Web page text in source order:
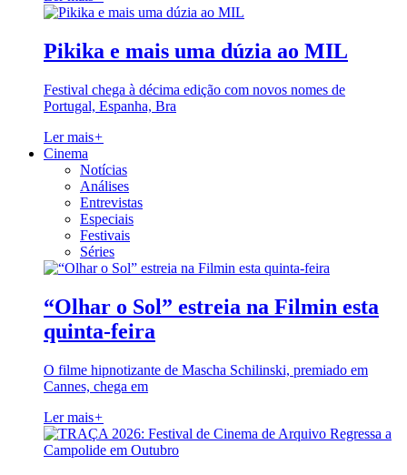
Pikika e mais uma dúzia ao MIL
Festival chega à décima edição com novos nomes de
Portugal, Espanha, Bra
Ler mais+
Cinema
Notícias
Análises
Entrevistas
Especiais
Festivais
Séries
“Olhar o Sol” estreia na Filmin esta
quinta-feira
O filme hipnotizante de Mascha Schilinski, premiado em
Cannes, chega em
Ler mais+